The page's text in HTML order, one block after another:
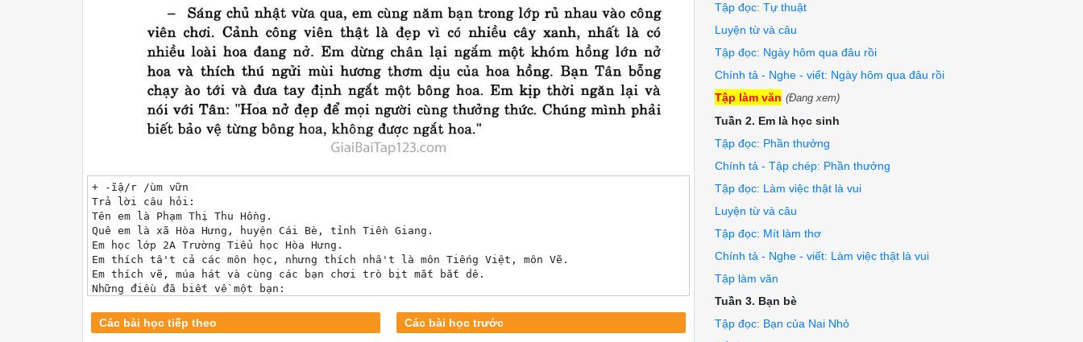
+ -ĩậ/r /ùm vữn
Trả lời câu hỏi:
Tên em là Phạm Thị Thu Hồng.
Quê em là xã Hòa Hưng, huyện Cái Bè, tỉnh Tiền Giang.
Em học lớp 2A Trường Tiểu học Hòa Hưng.
Em thích tâ't cả các môn học, nhưng thích nhâ't là môn Tiếng Việt, môn Vẽ.
Em thích vẽ, múa hát và cùng các bạn chơi trò bịt mắt bắt dê.
Những điều đã biết về một bạn:
Ví dụ: Bạn Lê Thị Lan cùng có quê là xã Hòa Hưng, huyện Cái Bè, tỉnh Tiền Giang, cùng học lớp 2A Trường Tiểu học Hòa Hưng. Bạn Lan thích nhất môn
Lời kể lại nội dung cùa bô’n tranh vẽ (trang 12 - Sách Tiếng Việt 2 - tập 1) bằng một, hai câu để tạo thành một câu chuyện:
Các bài học tiếp theo Các bài học trước
Tập đọc: Tự thuật
Luyện từ và câu
Tập đọc: Ngày hôm qua đâu rồi
Chính tả - Nghe - viết: Ngày hôm qua đâu rồi
Tập làm văn (Đang xem)
Tuần 2. Em là học sinh
Tập đọc: Phần thưởng
Chính tả - Tập chép: Phần thưởng
Tập đọc: Làm việc thật là vui
Luyện từ và câu
Tập đọc: Mít làm thơ
Chính tả - Nghe - viết: Làm việc thật là vui
Tập làm văn
Tuần 3. Bạn bè
Tập đọc: Bạn của Nai Nhỏ